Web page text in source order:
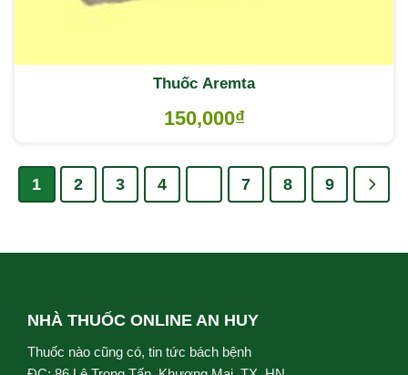
Thuốc Aremta
150,000₫
1 2 3 4 7 8 9
NHÀ THUỐC ONLINE AN HUY
Thuốc nào cũng có, tin tức bách bệnh